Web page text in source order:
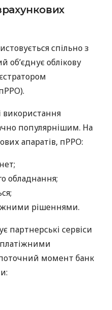
спільно з
об’єднує облікову
використання
популярнішим. На
апаратів, пРРО:
обладнання;
рішеннями.
партнерські сервіси
платіжними
момент банк